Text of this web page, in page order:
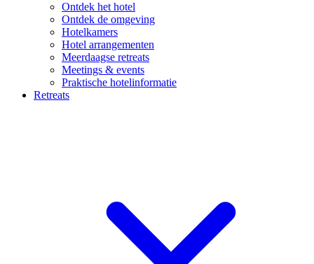
Ontdek het hotel
Ontdek de omgeving
Hotelkamers
Hotel arrangementen
Meerdaagse retreats
Meetings & events
Praktische hotelinformatie
Retreats